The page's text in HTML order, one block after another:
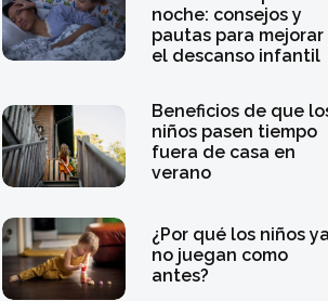
El retroceso del
aprendizaje en
juego supera a los
deberes
tradicionales
de la perfección
daña la salud mental
de las familias